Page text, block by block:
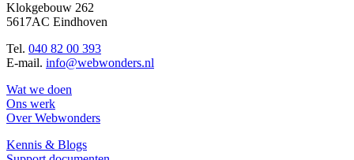
Klokgebouw 262
5617AC Eindhoven
Tel. 040 82 00 393
E-mail. info@webwonders.nl
Wat we doen
Ons werk
Over Webwonders
Kennis & Blogs